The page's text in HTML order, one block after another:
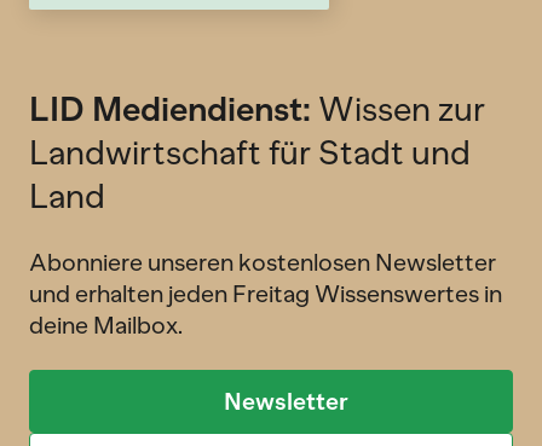
LID Mediendienst: Wissen zur
Landwirtschaft für Stadt und
Land
Abonniere unseren kostenlosen Newsletter
und erhalten jeden Freitag Wissenswertes in
deine Mailbox.
Newsletter